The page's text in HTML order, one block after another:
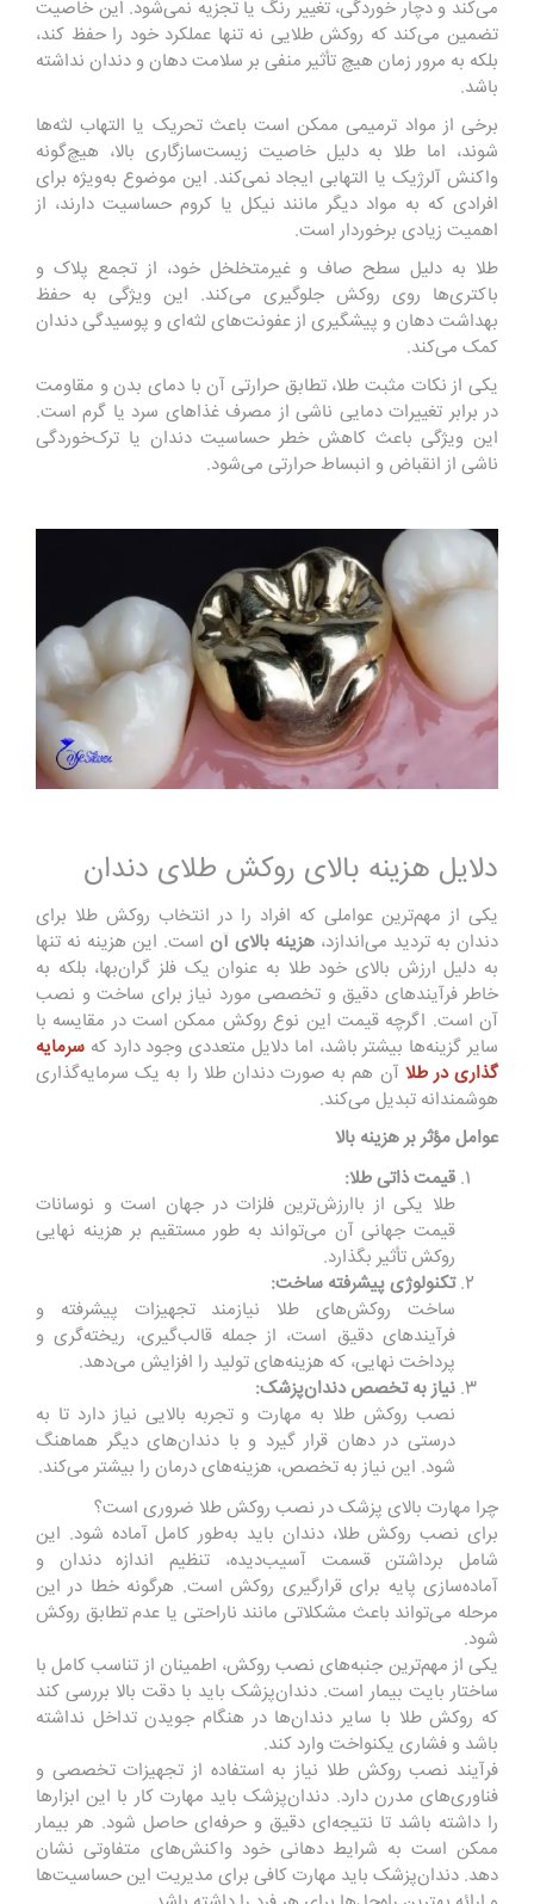
می‌کند و دچار خوردگی، تغییر رنگ یا تجزیه نمی‌شود. این خاصیت
تضمین می‌کند که روکش طلایی نه تنها عملکرد خود را حفظ کند،
بلکه به مرور زمان هیچ تأثیر منفی بر سلامت دهان و دندان نداشته
باشد.
برخی از مواد ترمیمی ممکن است باعث تحریک یا التهاب لثه‌ها
شوند، اما طلا به دلیل خاصیت زیست‌سازگاری بالا، هیچ‌گونه
واکنش آلرژیک یا التهابی ایجاد نمی‌کند. این موضوع به‌ویژه برای
افرادی که به مواد دیگر مانند نیکل یا کروم حساسیت دارند، از
اهمیت زیادی برخوردار است.
طلا به دلیل سطح صاف و غیرمتخلخل خود، از تجمع پلاک و
باکتری‌ها روی روکش جلوگیری می‌کند. این ویژگی به حفظ
بهداشت دهان و پیشگیری از عفونت‌های لثه‌ای و پوسیدگی دندان
کمک می‌کند.
یکی از نکات مثبت طلا، تطابق حرارتی آن با دمای بدن و مقاومت
در برابر تغییرات دمایی ناشی از مصرف غذاهای سرد یا گرم است.
این ویژگی باعث کاهش خطر حساسیت دندان یا ترک‌خوردگی
ناشی از انقباض و انبساط حرارتی می‌شود.
دلایل هزینه بالای روکش طلای دندان
یکی از مهم‌ترین عواملی که افراد را در انتخاب روکش طلا برای
دندان به تردید می‌اندازد، هزینه بالای آن است. این هزینه نه تنها
به دلیل ارزش بالای خود طلا به عنوان یک فلز گران‌بها، بلکه به
خاطر فرآیندهای دقیق و تخصصی مورد نیاز برای ساخت و نصب
آن است. اگرچه قیمت این نوع روکش ممکن است در مقایسه با
سایر گزینه‌ها بیشتر باشد، اما دلایل متعددی وجود دارد که سرمایه
گذاری در طلا آن هم به صورت دندان طلا را به یک سرمایه‌گذاری
هوشمندانه تبدیل می‌کند.
عوامل مؤثر بر هزینه بالا
قیمت ذاتی طلا:
طلا یکی از باارزش‌ترین فلزات در جهان است و نوسانات
قیمت جهانی آن می‌تواند به طور مستقیم بر هزینه نهایی
روکش تأثیر بگذارد.
تکنولوژی پیشرفته ساخت:
ساخت روکش‌های طلا نیازمند تجهیزات پیشرفته و
فرآیندهای دقیق است، از جمله قالب‌گیری، ریخته‌گری و
پرداخت نهایی، که هزینه‌های تولید را افزایش می‌دهد.
نیاز به تخصص دندان‌پزشک:
نصب روکش طلا به مهارت و تجربه بالایی نیاز دارد تا به
درستی در دهان قرار گیرد و با دندان‌های دیگر هماهنگ
شود. این نیاز به تخصص، هزینه‌های درمان را بیشتر می‌کند.
چرا مهارت بالای پزشک در نصب روکش طلا ضروری است؟
برای نصب روکش طلا، دندان باید به‌طور کامل آماده شود. این
شامل برداشتن قسمت آسیب‌دیده، تنظیم اندازه دندان و
آماده‌سازی پایه برای قرارگیری روکش است. هرگونه خطا در این
مرحله می‌تواند باعث مشکلاتی مانند ناراحتی یا عدم تطابق روکش
شود.
یکی از مهم‌ترین جنبه‌های نصب روکش، اطمینان از تناسب کامل با
ساختار بایت بیمار است. دندان‌پزشک باید با دقت بالا بررسی کند
که روکش طلا با سایر دندان‌ها در هنگام جویدن تداخل نداشته
باشد و فشاری یکنواخت وارد کند.
فرآیند نصب روکش طلا نیاز به استفاده از تجهیزات تخصصی و
فناوری‌های مدرن دارد. دندان‌پزشک باید مهارت کار با این ابزارها
را داشته باشد تا نتیجه‌ای دقیق و حرفه‌ای حاصل شود. هر بیمار
ممکن است به شرایط دهانی خود واکنش‌های متفاوتی نشان
دهد. دندان‌پزشک باید مهارت کافی برای مدیریت این حساسیت‌ها